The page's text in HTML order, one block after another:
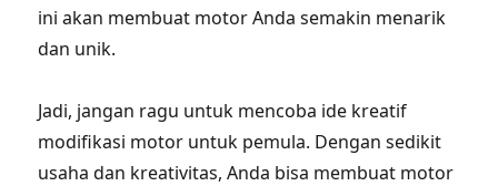
ini akan membuat motor Anda semakin menarik
dan unik.
Jadi, jangan ragu untuk mencoba ide kreatif
modifikasi motor untuk pemula. Dengan sedikit
usaha dan kreativitas, Anda bisa membuat motor